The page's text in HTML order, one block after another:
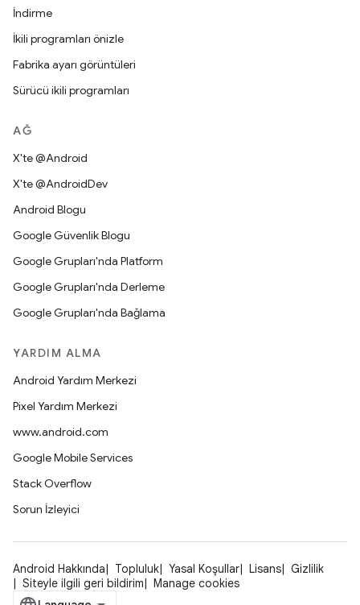
İndirme
İkili programları önizle
Fabrika ayarı görüntüleri
Sürücü ikili programları
AĞ
X'te @Android
X'te @AndroidDev
Android Blogu
Google Güvenlik Blogu
Google Grupları'nda Platform
Google Grupları'nda Derleme
Google Grupları'nda Bağlama
YARDIM ALMA
Android Yardım Merkezi
Pixel Yardım Merkezi
www.android.com
Google Mobile Services
Stack Overflow
Sorun İzleyici
Android Hakkında Topluluk Yasal Koşullar Lisans
Gizlilik
Siteyle ilgili geri bildirim
Manage cookies